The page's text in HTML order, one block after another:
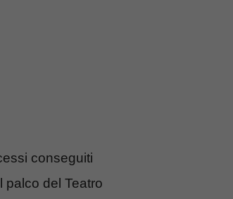
conseguiti
palco del Teatro